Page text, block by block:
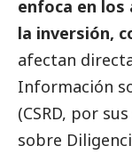
enfoca en
la inversión,
afectan
Información
(CSRD, por
sobre